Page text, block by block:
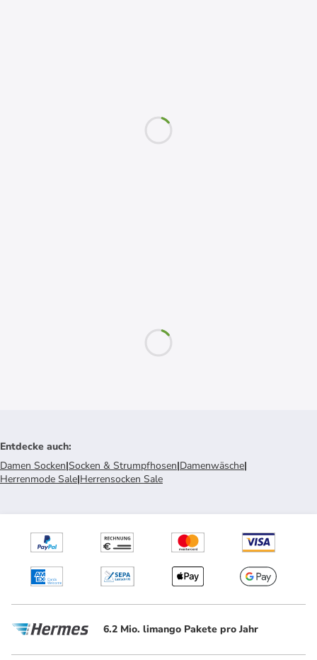
Entdecke auch:
Damen Socken|Socken & Strumpfhosen|Damenwäsche|
Herrenmode Sale|Herrensocken Sale
6.2 Mio. limango Pakete pro Jahr